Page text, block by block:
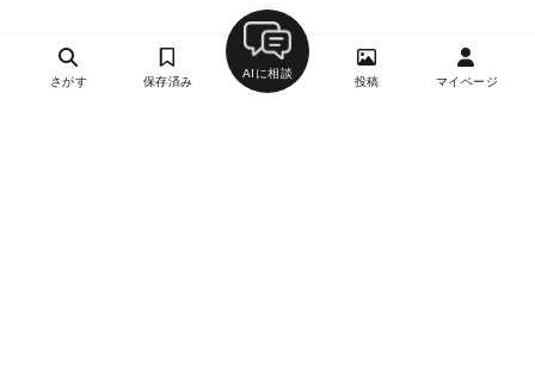
さがす 保存済み
AIに相談
投稿 マイページ